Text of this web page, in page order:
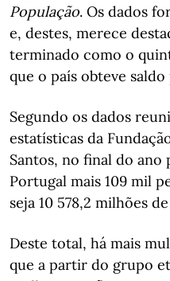
População. Os dados
e, destes, merece
terminado como o
que o país obteve
Segundo os dados
estatísticas da
Santos, no final do ano
Portugal mais 109 mil
seja 10 578,2 milhões
Deste total, há mais
que a partir do grupo